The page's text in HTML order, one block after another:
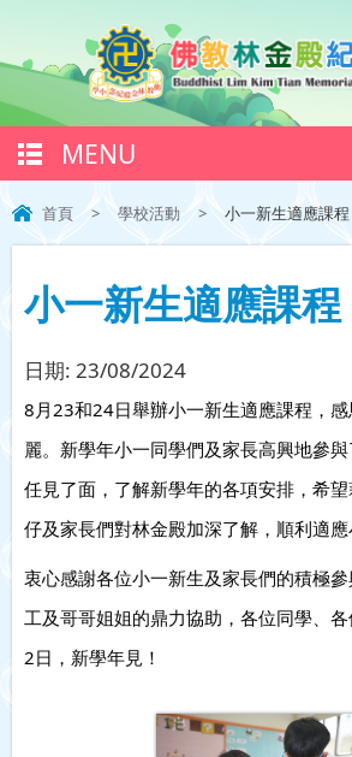
MENU
首頁 > 學校活動 > 小一新生適應課程
小一新生適應課程
日期: 23/08/2024
8月23和24日舉辦小一新生適應課程，
麗。新學年小一同學們及家長高興地參
任見了面，了解新學年的各項安排，希
仔及家長們對林金殿加深了解，順利適應
衷心感謝各位小一新生及家長們的積極
工及哥哥姐姐的鼎力協助，各位同學、
2日，新學年見！